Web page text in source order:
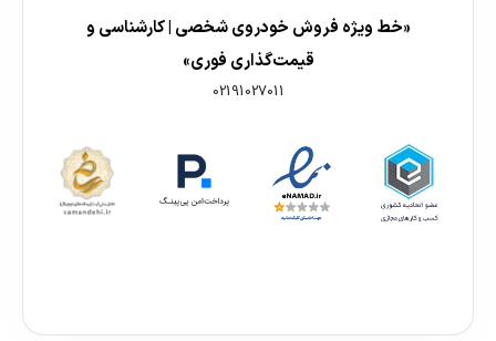
«خط ویژه فروش خودروی شخصی | کارشناسی و
قیمت‌گذاری فوری»
02191027011